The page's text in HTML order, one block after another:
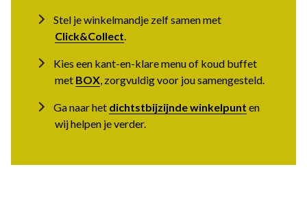
Stel je winkelmandje zelf samen met
Click&Collect.
Kies een kant-en-klare menu of koud buffet
met BOX, zorgvuldig voor jou samengesteld.
Ga naar het dichtstbijzijnde winkelpunt en
wij helpen je verder.